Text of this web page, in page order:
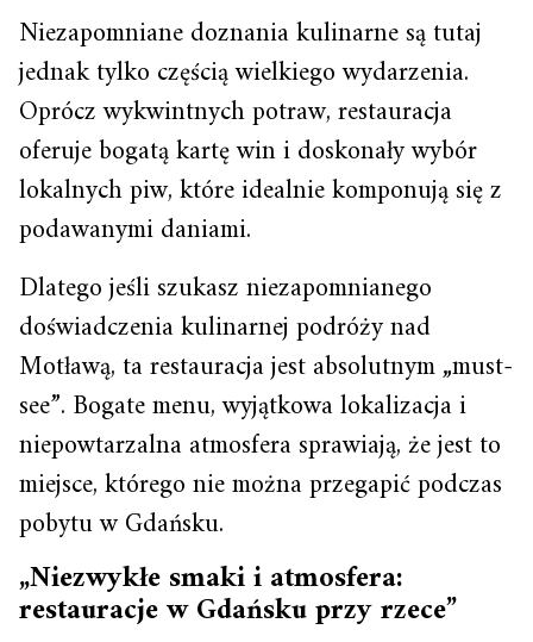
Niezapomniane doznania kulinarne są tutaj
jednak tylko częścią wielkiego wydarzenia.
Oprócz wykwintnych potraw, restauracja
oferuje bogatą kartę win i doskonały wybór
lokalnych piw, które idealnie komponują się z
podawanymi daniami.
Dlatego jeśli szukasz niezapomnianego
doświadczenia kulinarnej podróży nad
Motławą, ta restauracja jest absolutnym „must-
see”. Bogate menu, wyjątkowa lokalizacja i
niepowtarzalna atmosfera sprawiają, że jest to
miejsce, którego nie można przegapić podczas
pobytu w Gdańsku.
„Niezwykłe smaki i atmosfera:
restauracje w Gdańsku przy rzece”